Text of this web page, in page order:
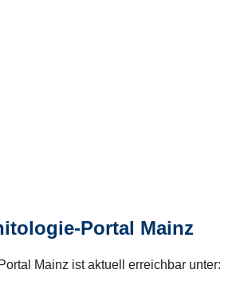
Portal Mainz
Mainz ist aktuell erreichbar unter: